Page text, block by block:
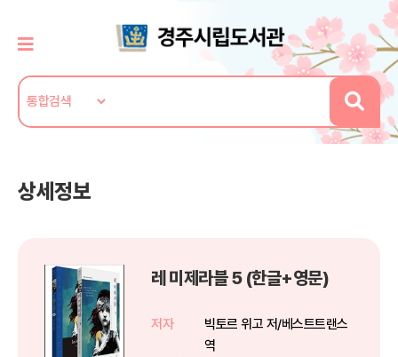
상세정보
레 미제라블 5 (한글+영문)
저자
빅토르 위고 저/베스트트랜스
역